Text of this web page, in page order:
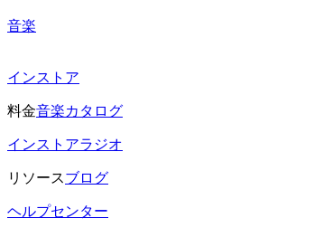
音楽
インストア
料金音楽カタログ
インストアラジオ
リソースブログ
ヘルプセンター